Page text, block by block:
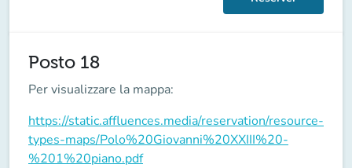
Posto 18
Per visualizzare la mappa:
https://static.affluences.media/reservation/resource-
types-maps/Polo%20Giovanni%20XXIII%20-
%201%20piano.pdf